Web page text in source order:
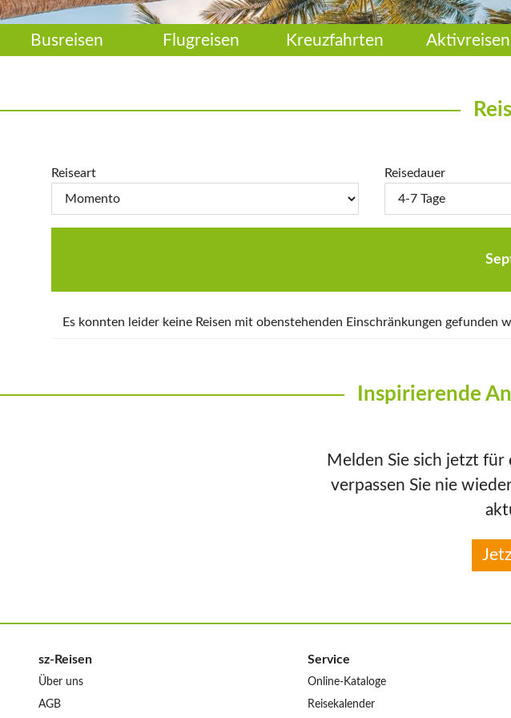
Busreisen Flugreisen Kreuzfahrten Aktivreisen
Reiseart Reisedauer
Es konnten leider keine Reisen mit obenstehenden Einschränkungen gefunden
Inspirierende
Melden Sie sich jetzt für
verpassen Sie nie
sz-Reisen
Über uns
AGB
Service
Online-Kataloge
Reisekalender